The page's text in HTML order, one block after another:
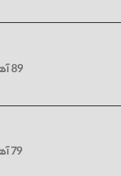
89 آهنگ
79 آهنگ